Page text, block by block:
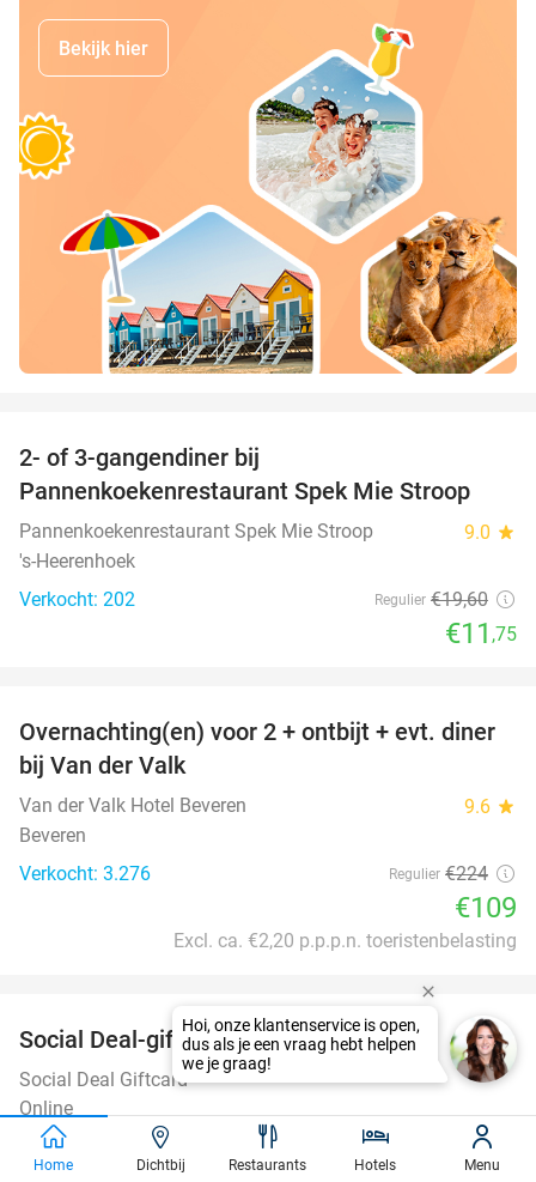
Bekijk hier
2- of 3-gangendiner bij
Pannenkoekenrestaurant Spek Mie Stroop
Pannenkoekenrestaurant Spek Mie Stroop 9.0 star
's-Heerenhoek
Verkocht: 202
Regulier €19,60
€11 ,75
51%
Overnachting(en) voor 2 + ontbijt + evt. diner
bij Van der Valk
Van der Valk Hotel Beveren 9.6 star
Beveren
Verkocht: 3.276
Regulier €224
€109
Excl. ca. €2,20 p.p.p.n. toeristenbelasting
Social Deal-giftcard van 5 tot 100 euro
Social Deal Giftcard
Online
Verkocht: 76.906
€5
Home Dichtbij Restaurants Hotels Menu